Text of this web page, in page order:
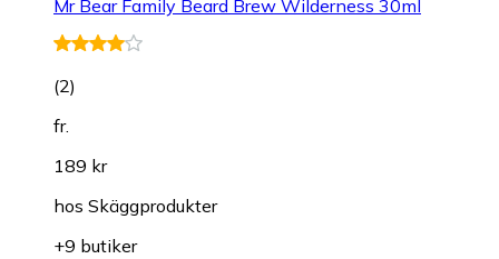
Mr Bear Family Beard Brew Wilderness 30ml
(2)
fr.
189 kr
hos Skäggprodukter
+9 butiker